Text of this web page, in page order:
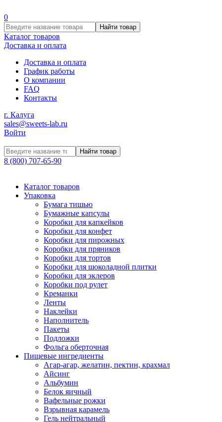
0
Найти товар
Каталог товаров
Доставка и оплата
Доставка и оплата
График работы
О компании
FAQ
Контакты
г. Калуга
sales@sweets-lab.ru
Войти
Найти товар
8 (800) 707-65-90
Каталог товаров
Упаковка
Бумага тишью
Бумажные капсулы
Коробки для капкейков
Коробки для конфет
Коробки для пирожных
Коробки для пряников
Коробки для тортов
Коробки для шоколадной плитки
Коробки для эклеров
Коробки под рулет
Креманки
Ленты
Наклейки
Наполнитель
Пакеты
Подложки
Фольга оберточная
Пищевые ингредиенты
Агар-агар, желатин, пектин, крахмал
Айсинг
Альбумин
Белок яичный
Вафельные рожки
Взрывная карамель
Гель нейтральный